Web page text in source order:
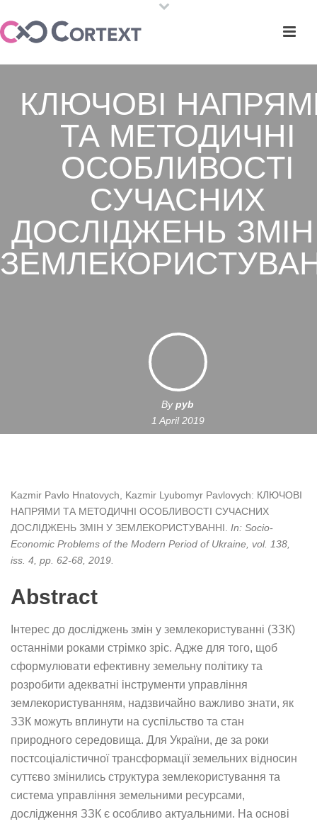
КЛЮЧОВІ
ТА МЕТОДИЧНІ
ОСОБЛИВОСТІ
СУЧАСНИХ
ДОСЛІДЖЕНЬ
Bypyb
1 April 2019
Kazmir Pavlo Hnatovych, Kazmir Lyubomyr Pavlovych: КЛЮЧОВІ
НАПРЯМИ ТА МЕТОДИЧНІ ОСОБЛИВОСТІ СУЧАСНИХ
ДОСЛІДЖЕНЬ ЗМІН У ЗЕМЛЕКОРИСТУВАННІ In: Socio-
Economic Problems of the Modern Period of Ukraine, vol. 138,
iss. 4, pp. 62-68, 2019
Abstract
Інтерес до досліджень змін у землекористуванні (ЗЗК)
останніми роками стрімко зріс. Адже для того, щоб
сформулювати ефективну земельну політику та
розробити адекватні інструменти управління
землекористуванням, надзвичайно важливо знати, як
ЗЗК можуть вплинути на суспільство та стан
природного середовища. Для України, де за роки
постсоціалістичної трансформації земельних відносин
суттєво змінились структура землекористування та
система управління земельними ресурсами,
дослідження ЗЗК є особливо актуальними. На основі